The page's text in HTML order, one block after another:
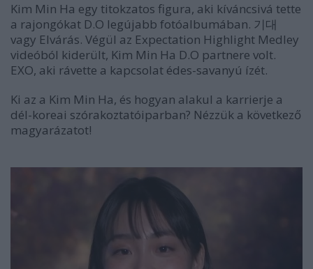
Kim Min Ha egy titokzatos figura, aki kíváncsivá tette
a rajongókat D.O legújabb fotóalbumában. 기대
vagy Elvárás. Végül az Expectation Highlight Medley
videóból kiderült, Kim Min Ha D.O partnere volt.
EXO, aki rávette a kapcsolat édes-savanyú ízét.
Ki az a Kim Min Ha, és hogyan alakul a karrierje a
dél-koreai szórakoztatóiparban? Nézzük a következő
magyarázatot!